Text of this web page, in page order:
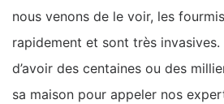
nous venons de le voir, les
rapidement et sont très invasives.
d’avoir des centaines ou des
sa maison pour appeler nos